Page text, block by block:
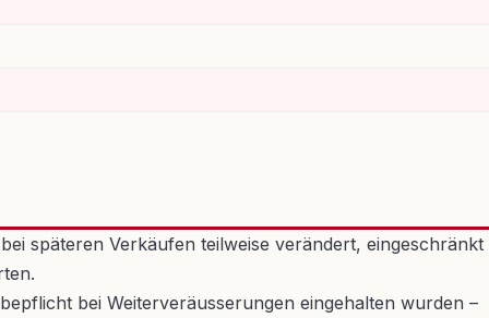
späteren Verkäufen teilweise verändert, eingeschränkt
bei Weiterveräusserungen eingehalten wurden –